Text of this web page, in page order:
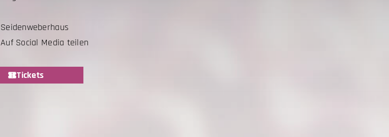
Seidenweberhaus
Auf Social Media teilen
Tickets